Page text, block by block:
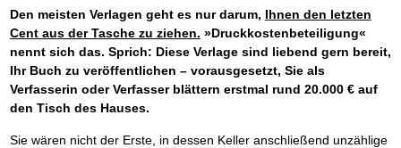
Den meisten Verlagen geht es nur darum, Ihnen den letzten
Cent aus der Tasche zu ziehen. »Druckkostenbeteiligung«
nennt sich das. Sprich: Diese Verlage sind liebend gern bereit,
Ihr Buch zu veröffentlichen – vorausgesetzt, Sie als
Verfasserin oder Verfasser blättern erstmal rund 20.000 € auf
den Tisch des Hauses.
Sie wären nicht der Erste, in dessen Keller anschließend unzählige